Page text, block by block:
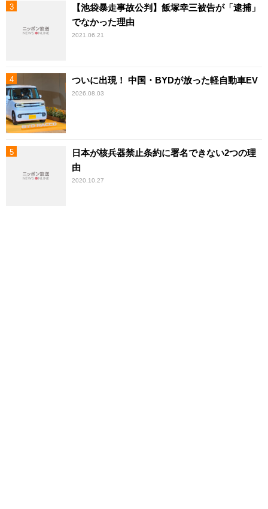
【池袋暴走事故公判】飯塚幸三被告が「逮捕」
でなかった理由
2021.06.21
ついに出現！ 中国・BYDが放った軽自動車EV
2026.08.03
日本が核兵器禁止条約に署名できない2つの理
由
2020.10.27